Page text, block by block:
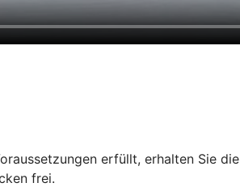
erfüllt, erhalten Sie die
frei.